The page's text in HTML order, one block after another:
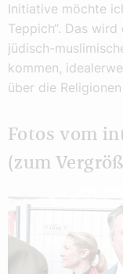
Initiative möchte
Teppich“. Das
jüdisch-
kommen,
über die
Fotos vom
(zum